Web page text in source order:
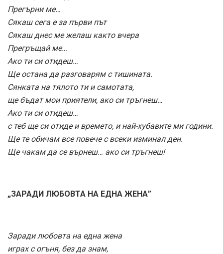
Прегърни ме…
Сякаш сега е за първи път
Сякаш днес ме желаш както вчера
Прегръщай ме…
Ако ти си отидеш…
Ще остана да разговарям с тишината.
Сянката на тялото ти и самотата,
ще бъдат мои приятели, ако си тръгнеш…
Ако ти си отидеш…
с теб ще си отиде и времето, и най-хубавите ми години.
Ще те обичам все повече с всеки изминал ден.
Ще чакам да се върнеш… ако си тръгнеш!
„ЗАРАДИ ЛЮБОВТА НА ЕДНА ЖЕНА”
Заради любовта на една жена
играх с огъня, без да знам,